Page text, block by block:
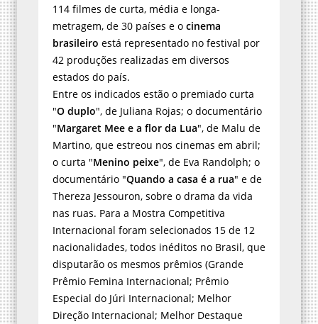
114 filmes de curta, média e longa-
metragem, de 30 países e o cinema
brasileiro está representado no festival por
42 produções realizadas em diversos
estados do país.
Entre os indicados estão o premiado curta
"O duplo", de Juliana Rojas; o documentário
"Margaret Mee e a flor da Lua", de Malu de
Martino, que estreou nos cinemas em abril;
o curta "Menino peixe", de Eva Randolph; o
documentário "Quando a casa é a rua" e de
Thereza Jessouron, sobre o drama da vida
nas ruas. Para a Mostra Competitiva
Internacional foram selecionados 15 de 12
nacionalidades, todos inéditos no Brasil, que
disputarão os mesmos prêmios (Grande
Prêmio Femina Internacional; Prêmio
Especial do Júri Internacional; Melhor
Direção Internacional; Melhor Destaque